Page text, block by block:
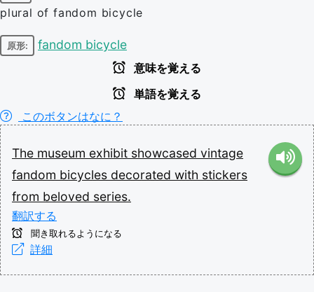
plural of fandom bicycle
原形: fandom bicycle
意味を覚える
単語を覚える
このボタンはなに？
The museum exhibit showcased vintage
fandom bicycles decorated with stickers
from beloved series.
翻訳する
聞き取れるようになる
詳細